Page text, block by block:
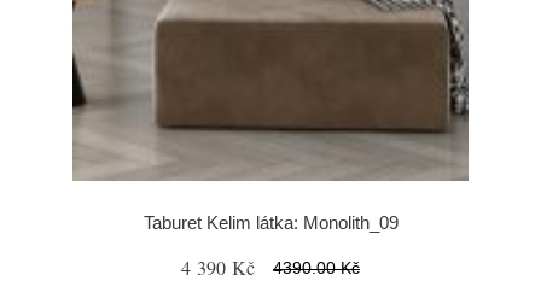
Taburet Kelim látka: Monolith_09
4 390 Kč 4390.00 Kč